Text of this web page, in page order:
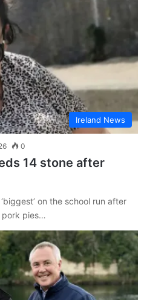
Ireland News
0
14 stone after
on the school run after
pork pies…